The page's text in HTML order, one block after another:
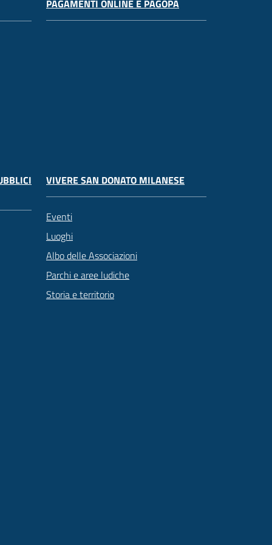
PAGAMENTI ONLINE E PAGOPA
VIVERE SAN DONATO MILANESE
Eventi
Luoghi
Albo delle Associazioni
Parchi e aree ludiche
Storia e territorio